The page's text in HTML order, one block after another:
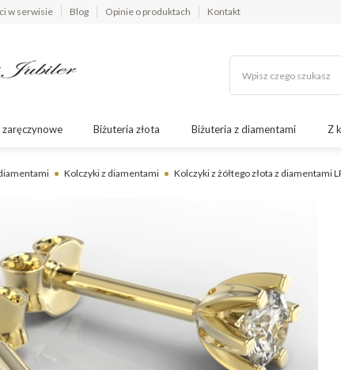
w serwisie Blog Opinie o produktach Kontakt
Biżuteria złota Biżuteria z diamentami Z
Kolczyki z diamentami Kolczyki z żółtego złota z diamentami